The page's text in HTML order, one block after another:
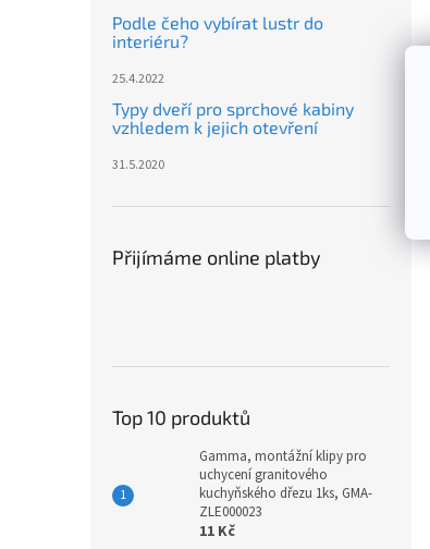
Podle čeho vybírat lustr do
interiéru?
25.4.2022
Typy dveří pro sprchové kabiny
vzhledem k jejich otevření
31.5.2020
Přijímáme online platby
Top 10 produktů
Gamma, montážní klipy pro
uchycení granitového
kuchyňského dřezu 1ks, GMA-
ZLE000023
11 Kč